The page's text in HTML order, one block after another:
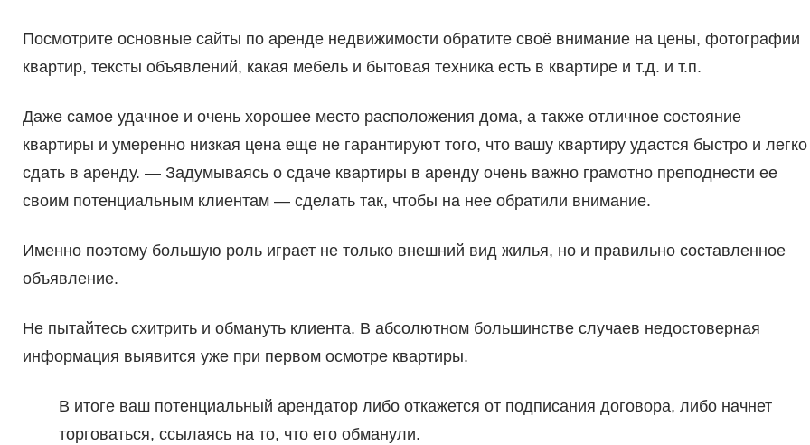
Посмотрите основные сайты по аренде недвижимости обратите своё внимание на цены, фотографии
квартир, тексты объявлений, какая мебель и бытовая техника есть в квартире и т.д. и т.п.
Даже самое удачное и очень хорошее место расположения дома, а также отличное состояние
квартиры и умеренно низкая цена еще не гарантируют того, что вашу квартиру удастся быстро и легко
сдать в аренду. — Задумываясь о сдаче квартиры в аренду очень важно грамотно преподнести ее
своим потенциальным клиентам — сделать так, чтобы на нее обратили внимание.
Именно поэтому большую роль играет не только внешний вид жилья, но и правильно составленное
объявление.
Не пытайтесь схитрить и обмануть клиента. В абсолютном большинстве случаев недостоверная
информация выявится уже при первом осмотре квартиры.
В итоге ваш потенциальный арендатор либо откажется от подписания договора, либо начнет
торговаться, ссылаясь на то, что его обманули.